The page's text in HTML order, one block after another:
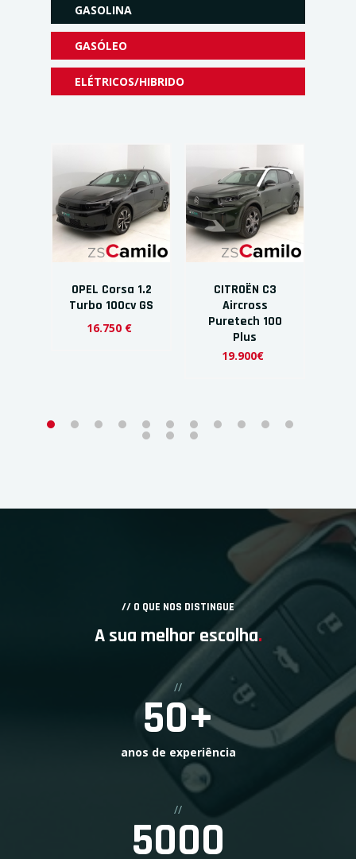
GASOLINA
GASÓLEO
ELÉTRICOS/HIBRIDO
OPEL Corsa 1.2
Turbo 100cv GS
16.750 €
CITROËN C3
Aircross
Puretech 100
Plus
19.900€
// O QUE NOS DISTINGUE
A sua melhor escolha.
//
50+
anos de experiência
//
5000